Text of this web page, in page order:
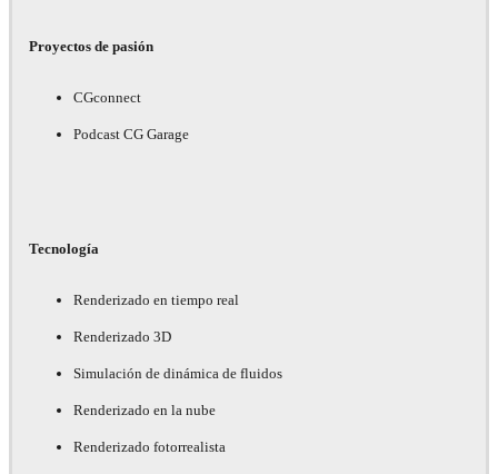
Proyectos de pasión
CGconnect
Podcast CG Garage
Tecnología
Renderizado en tiempo real
Renderizado 3D
Simulación de dinámica de fluidos
Renderizado en la nube
Renderizado fotorrealista